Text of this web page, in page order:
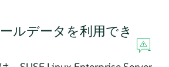
ルデータを利用でき